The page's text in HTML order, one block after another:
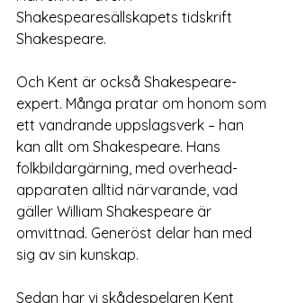
Shakespearesällskapets tidskrift
Shakespeare.
Och Kent är också Shakespeare-
expert. Många pratar om honom som
ett vandrande uppslagsverk – han
kan allt om Shakespeare. Hans
folkbildargärning, med overhead-
apparaten alltid närvarande, vad
gäller William Shakespeare är
omvittnad. Generöst delar han med
sig av sin kunskap.
Sedan har vi skådespelaren Kent